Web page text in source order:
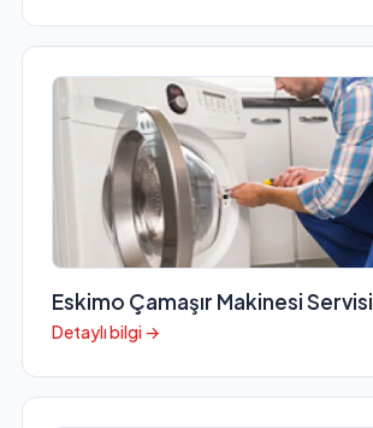
Eskimo Çamaşır Makinesi Servisi
Detaylı bilgi →